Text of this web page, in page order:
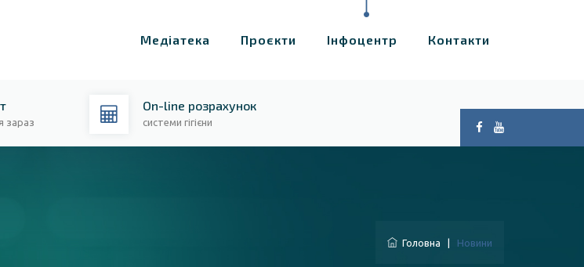
Медіатека Проєкти Інфоцентр Контакти
зараз
On-line розрахунок
системи гігієни
Головна Новини